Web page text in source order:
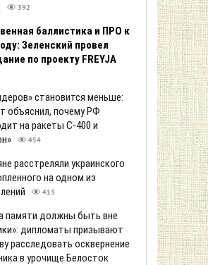
392
баллистика и ПРО к
Зеленский провел
по проекту FREYJA
становится меньше:
объяснил, почему РФ
на ракеты С-400 и
454
расстреляли украинского
на одном из
413
памяти должны быть вне
дипломаты призывают
расследовать осквернение
в урочище Белосток